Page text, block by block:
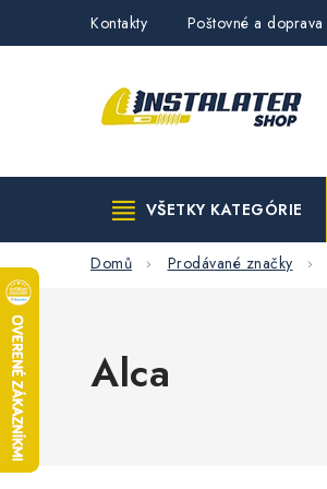
Kontakty Poštovné a doprava
VŠETKY KATEGÓRIE
Domů Prodávané značky
Alca